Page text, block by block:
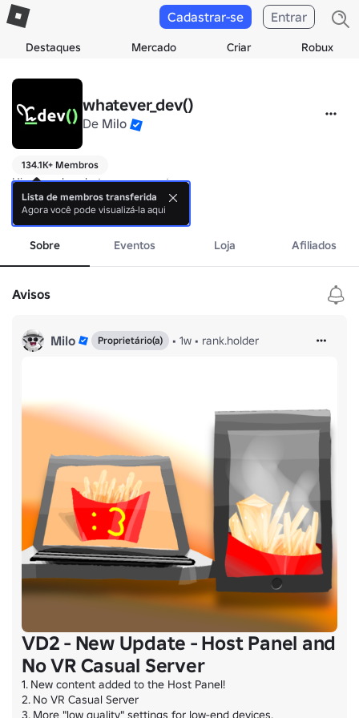
Destaques Mercado Criar Robux
Cadastrar-se Entrar
whatever_dev()
De Milo
134.1K+ Membros
Hi, we make whatever we want.
Makers of:
1. Voxel Destruction Physics
2. Dan's Karaoke
mais
Sobre Eventos Loja Afiliados
Avisos
Milo Proprietário(a) • 1w • rank.holder
VD2 - New Update - Host Panel and
No VR Casual Server
1. New content added to the Host Panel!
2. No VR Casual Server
Lista de membros transferida
Agora você pode visualizá-la aqui